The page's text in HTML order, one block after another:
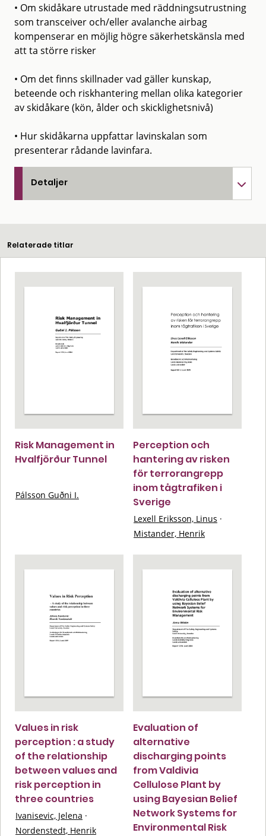
• Om skidåkare utrustade med räddningsutrustning
som transceiver och/eller avalanche airbag
kompenserar en möjlig högre säkerhetskänsla med
att ta större risker
• Om det finns skillnader vad gäller kunskap,
beteende och riskhantering mellan olika kategorier
av skidåkare (kön, ålder och skicklighetsnivå)
• Hur skidåkarna uppfattar lavinskalan som
presenterar rådande lavinfara.
Detaljer
Relaterade titlar
Risk Management in
Hvalfjörður Tunnel
Pálsson Guðni I.
Perception och
hantering av risken
för terrorangrepp
inom tågtrafiken i
Sverige
Lexell Eriksson, Linus ·
Mistander, Henrik
Values in risk
perception : a study
of the relationship
between values and
risk perception in
three countries
Ivanisevic, Jelena ·
Nordenstedt, Henrik
Evaluation of
alternative
discharging points
from Valdivia
Cellulose Plant by
using Bayesian Belief
Network Systems for
Environmental Risk